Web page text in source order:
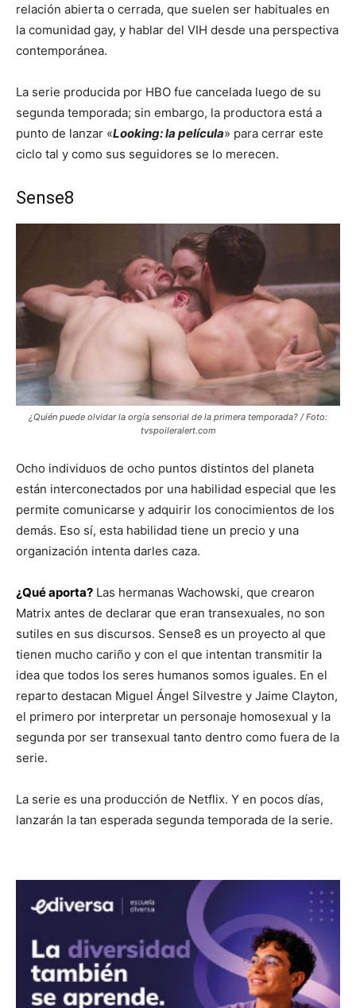
relación abierta o cerrada, que suelen ser habituales en
la comunidad gay, y hablar del VIH desde una perspectiva
contemporánea.
La serie producida por HBO fue cancelada luego de su
segunda temporada; sin embargo, la productora está a
punto de lanzar «Looking: la película» para cerrar este
ciclo tal y como sus seguidores se lo merecen.
Sense8
¿Quién puede olvidar la orgía sensorial de la primera temporada? / Foto:
tvspoileralert.com
Ocho individuos de ocho puntos distintos del planeta
están interconectados por una habilidad especial que les
permite comunicarse y adquirir los conocimientos de los
demás. Eso sí, esta habilidad tiene un precio y una
organización intenta darles caza.
¿Qué aporta? Las hermanas Wachowski, que crearon
Matrix antes de declarar que eran transexuales, no son
sutiles en sus discursos. Sense8 es un proyecto al que
tienen mucho cariño y con el que intentan transmitir la
idea que todos los seres humanos somos iguales. En el
reparto destacan Miguel Ángel Silvestre y Jaime Clayton,
el primero por interpretar un personaje homosexual y la
segunda por ser transexual tanto dentro como fuera de la
serie.
La serie es una producción de Netflix. Y en pocos días,
lanzarán la tan esperada segunda temporada de la serie.